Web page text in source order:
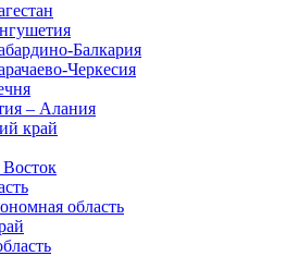
Балкария
Черкесия
– Алания
край
область